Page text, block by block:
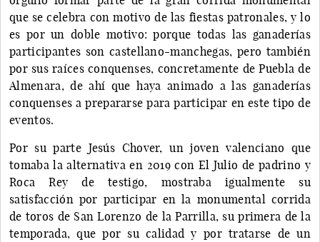
que se celebra con motivo de las fiestas patronales, y lo
es por un doble motivo: porque todas las ganaderías
participantes son castellano-manchegas, pero también
por sus raíces conquenses, concretamente de Puebla de
Almenara, de ahí que haya animado a las ganaderías
conquenses a prepararse para participar en este tipo de
eventos.
Por su parte Jesús Chover, un joven valenciano que
tomaba la alternativa en 2019 con El Julio de padrino y
Roca Rey de testigo, mostraba igualmente su
satisfacción por participar en la monumental corrida
de toros de San Lorenzo de la Parrilla, su primera de la
temporada, que por su calidad y por tratarse de un